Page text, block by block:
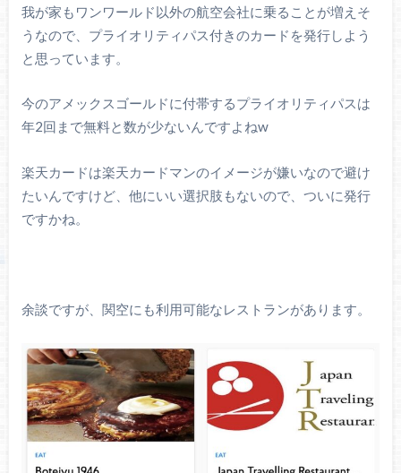
我が家もワンワールド以外の航空会社に乗ることが増えそ
うなので、プライオリティパス付きのカードを発行しよう
と思っています。
今のアメックスゴールドに付帯するプライオリティパスは
年2回まで無料と数が少ないんですよねw
楽天カードは楽天カードマンのイメージが嫌いなので避け
たいんですけど、他にいい選択肢もないので、ついに発行
ですかね。
余談ですが、関空にも利用可能なレストランがあります。